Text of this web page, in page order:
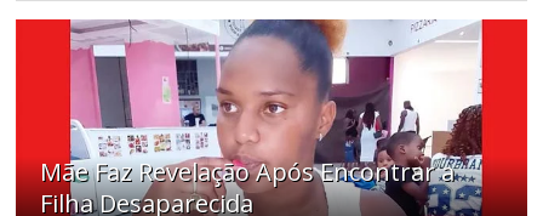
Mãe Faz Revelação Após Encontrar a
Filha Desaparecida